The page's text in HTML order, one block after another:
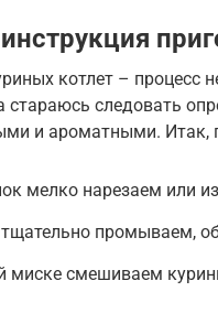
котлет –
стараюсь следовать
и ароматными. Итак,
мелко нарезаем или
промываем,
миске смешиваем